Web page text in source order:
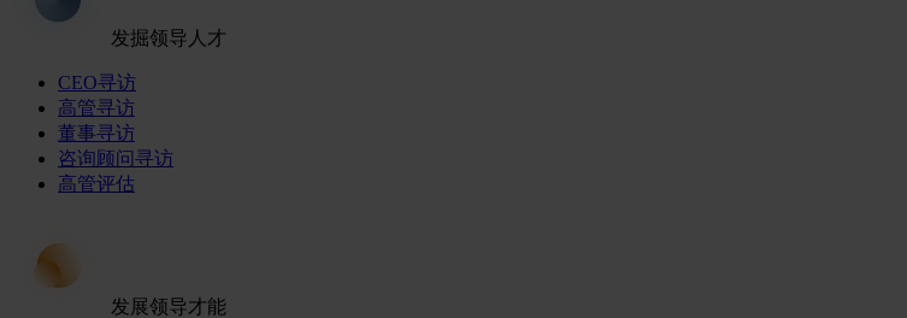
发掘领导人才
CEO寻访
高管寻访
董事寻访
咨询顾问寻访
高管评估
发展领导才能